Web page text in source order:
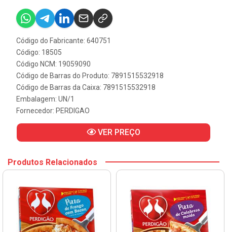
Código do Fabricante: 640751
Código: 18505
Código NCM: 19059090
Código de Barras do Produto: 7891515532918
Código de Barras da Caixa: 7891515532918
Embalagem: UN/1
Fornecedor: PERDIGAO
VER PREÇO
Produtos Relacionados